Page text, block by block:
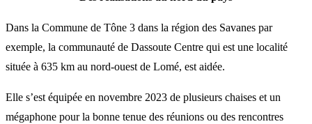
Dans la Commune de Tône 3 dans la région des Savanes par
exemple, la communauté de Dassoute Centre qui est une localité
située à 635 km au nord-ouest de Lomé, est aidée.
Elle s’est équipée en novembre 2023 de plusieurs chaises et un
mégaphone pour la bonne tenue des réunions ou des rencontres